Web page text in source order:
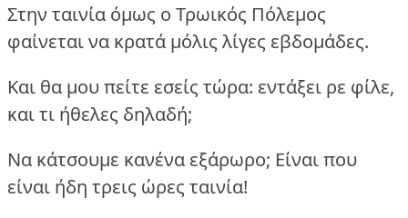
Στην ταινία όμως ο Τρωικός Πόλεμος
φαίνεται να κρατά μόλις λίγες εβδομάδες.
Και θα μου πείτε εσείς τώρα: εντάξει ρε φίλε,
και τι ήθελες δηλαδή;
Να κάτσουμε κανένα εξάρωρο; Είναι που
είναι ήδη τρεις ώρες ταινία!